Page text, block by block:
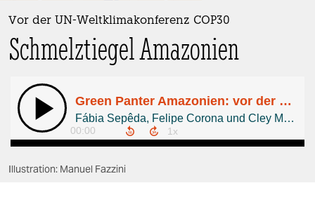
nord
wahrheit
verlag
verlag
veranstaltungen
Vor der UN-Weltklimakonferenz COP30
Schmelztiegel Amazonien
Illustration: Manuel Fazzini